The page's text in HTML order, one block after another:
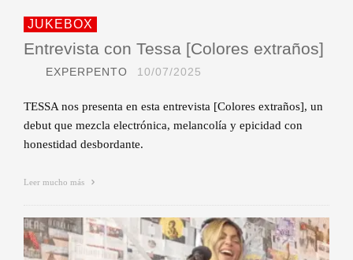
JUKEBOX
Entrevista con Tessa [Colores extraños]
EXPERPENTO 10/07/2025
TESSA nos presenta en esta entrevista [Colores extraños], un
debut que mezcla electrónica, melancolía y epicidad con
honestidad desbordante.
Leer mucho más